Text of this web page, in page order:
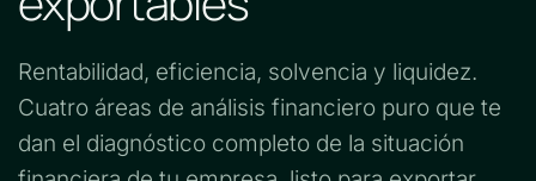
Rentabilidad, eficiencia, solvencia y liquidez.
Cuatro áreas de análisis financiero puro que te
dan el diagnóstico completo de la situación